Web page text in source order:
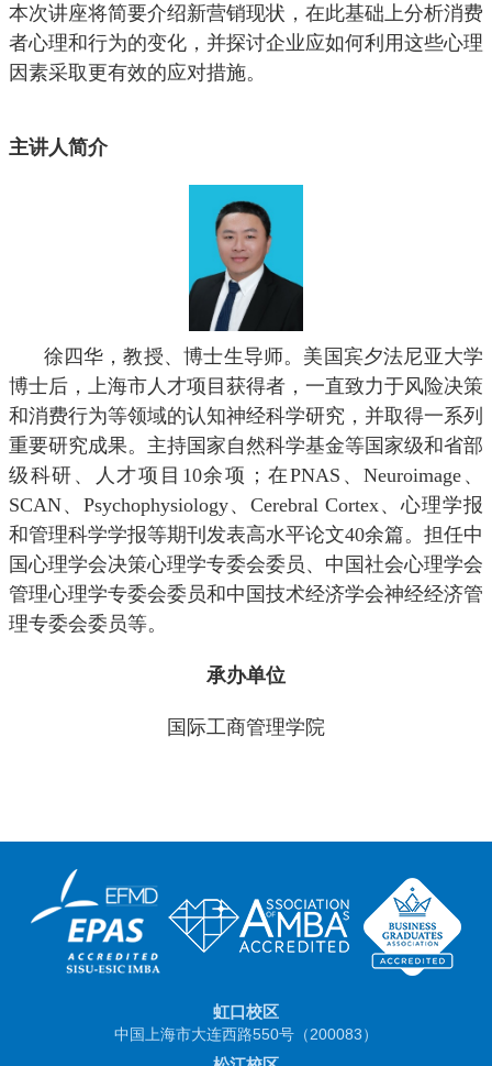
本次讲座将简要介绍新营销现状，在此基础上分析消费
者心理和行为的变化，并探讨企业应如何利用这些心理
因素采取更有效的应对措施。
主讲人简介
徐四华，教授、博士生导师。美国宾夕法尼亚大学
博士后，上海市人才项目获得者，一直致力于风险决策
和消费行为等领域的认知神经科学研究，并取得一系列
重要研究成果。主持国家自然科学基金等国家级和省部
级科研、人才项目 10余项；在PNAS 、Neuroimage 、
SCAN、 Psychophysiology、 Cerebral Cortex、心理学报
和管理科学学报等期刊发表高水平论文40余篇。担任中
国心理学会决策心理学专委会委员、中国社会心理学会
管理心理学专委会委员和中国技术经济学会神经经济管
理专委会委员等。
承办单位
国际工商管理学院
虹口校区
中国上海市大连西路550号（200083）